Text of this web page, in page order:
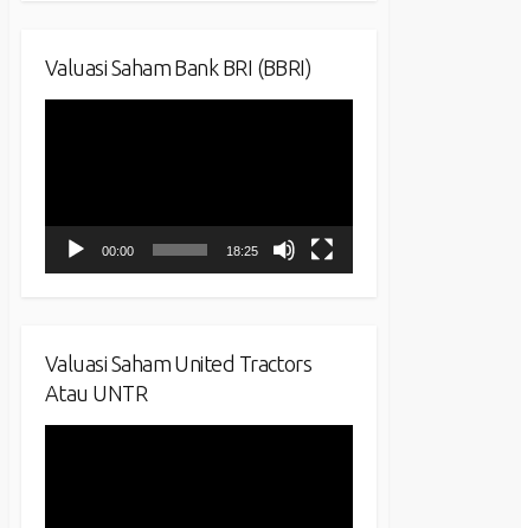
Valuasi Saham Bank BRI (BBRI)
00:00 18:25
Valuasi Saham United Tractors
Atau UNTR